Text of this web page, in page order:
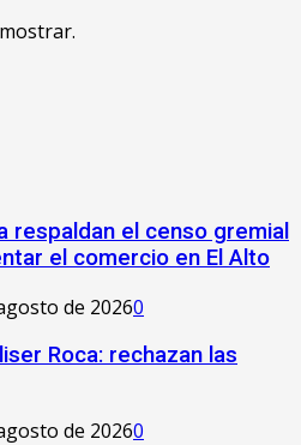
respaldan el censo gremial
el comercio en El Alto
de 20260
Roca: rechazan las
de 20260